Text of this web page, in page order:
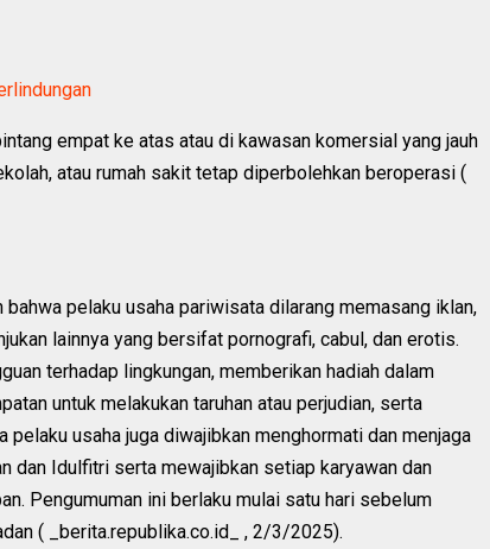
empat ke atas atau di kawasan komersial yang jauh
atau rumah sakit tetap diperbolehkan beroperasi (
pelaku usaha pariwisata dilarang memasang iklan,
lainnya yang bersifat pornografi, cabul, dan erotis.
terhadap lingkungan, memberikan hadiah dalam
untuk melakukan taruhan atau perjudian, serta
pelaku usaha juga diwajibkan menghormati dan menjaga
dan Idulfitri serta mewajibkan setiap karyawan dan
Pengumuman ini berlaku mulai satu hari sebelum
( _berita.republika.co.id_ , 2/3/2025).